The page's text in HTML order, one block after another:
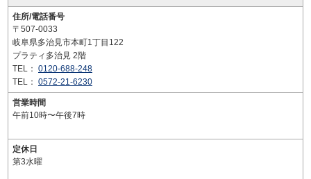
住所/電話番号
〒507-0033
岐阜県多治見市本町1丁目122
プラティ多治見 2階
TEL： 0120-688-248
TEL： 0572-21-6230
営業時間
午前10時〜午後7時
定休日
第3水曜